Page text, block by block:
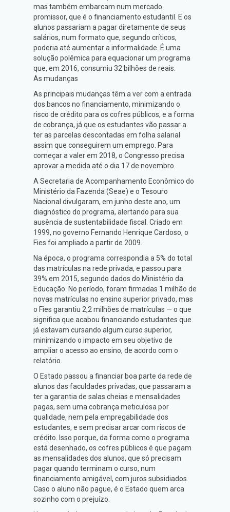
mas também embarcam num mercado
promissor, que é o financiamento estudantil. E os
alunos passariam a pagar diretamente de seus
salários, num formato que, segundo críticos,
poderia até aumentar a informalidade. É uma
solução polêmica para equacionar um programa
que, em 2016, consumiu 32 bilhões de reais.
As mudanças
As principais mudanças têm a ver com a entrada
dos bancos no financiamento, minimizando o
risco de crédito para os cofres públicos, e a forma
de cobrança, já que os estudantes vão passar a
ter as parcelas descontadas em folha salarial
assim que conseguirem um emprego. Para
começar a valer em 2018, o Congresso precisa
aprovar a medida até o dia 17 de novembro.
A Secretaria de Acompanhamento Econômico do
Ministério da Fazenda (Seae) e o Tesouro
Nacional divulgaram, em junho deste ano, um
diagnóstico do programa, alertando para sua
ausência de sustentabilidade fiscal. Criado em
1999, no governo Fernando Henrique Cardoso, o
Fies foi ampliado a partir de 2009.
Na época, o programa correspondia a 5% do total
das matrículas na rede privada, e passou para
39% em 2015, segundo dados do Ministério da
Educação. No período, foram firmadas 1 milhão de
novas matrículas no ensino superior privado, mas
o Fies garantiu 2,2 milhões de matrículas — o que
significa que acabou financiando estudantes que
já estavam cursando algum curso superior,
minimizando o impacto em seu objetivo de
ampliar o acesso ao ensino, de acordo com o
relatório.
O Estado passou a financiar boa parte da rede de
alunos das faculdades privadas, que passaram a
ter a garantia de salas cheias e mensalidades
pagas, sem uma cobrança meticulosa por
qualidade, nem pela empregabilidade dos
estudantes, e sem precisar arcar com riscos de
crédito. Isso porque, da forma como o programa
está desenhado, os cofres públicos é que pagam
as mensalidades dos alunos, que só precisam
pagar quando terminam o curso, num
financiamento amigável, com juros subsidiados.
Caso o aluno não pague, é o Estado quem arca
sozinho com o prejuízo.